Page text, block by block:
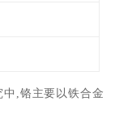
,铬主要以铁合金